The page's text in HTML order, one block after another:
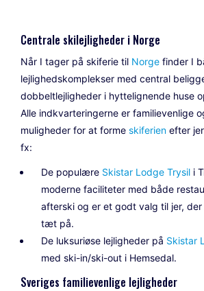
Centrale skilejligheder i Norge
Når I tager på skiferie til Norge finder I
lejlighedskomplekser med central
dobbeltlejligheder i hyttelignende huse
Alle indkvarteringerne er familievenlige
muligheder for at forme skiferien efter
fx:
De populære Skistar Lodge Trysil i
moderne faciliteter med både
afterski og er et godt valg til jer,
tæt på.
De luksuriøse lejligheder på Skistar
med ski-in/ski-out i Hemsedal.
Sveriges familievenlige lejligheder